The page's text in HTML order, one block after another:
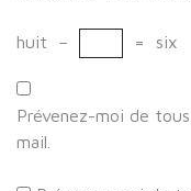
huit − = six
Prévenez-moi de
mail.